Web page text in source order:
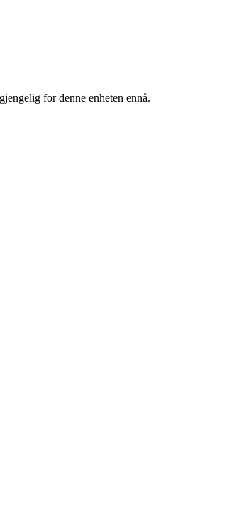
for denne enheten ennå.